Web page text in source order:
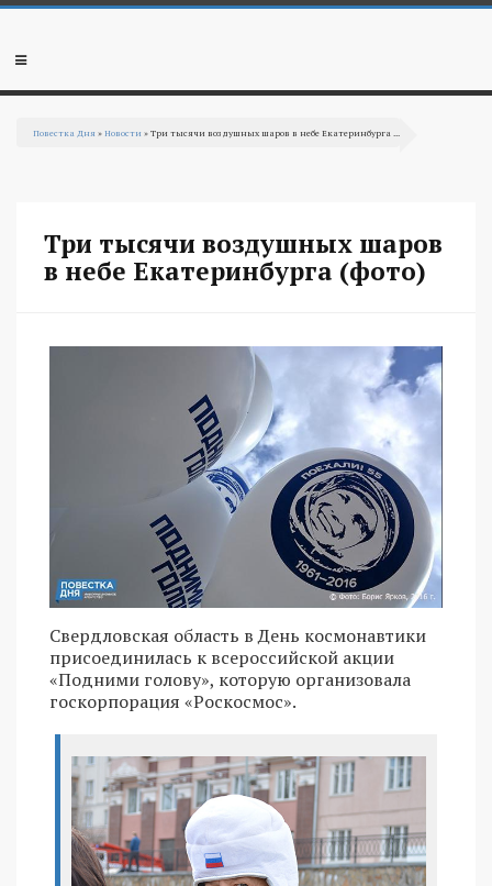
Перейти к основному содержанию
Мобильное
Повестка Дня »Новости » Три тысячи воздушных шаров в небе Екатеринбурга ...
Три тысячи воздушных шаров
в небе Екатеринбурга (фото)
Свердловская область в День космонавтики
присоединилась к всероссийской акции
«Подними голову», которую организовала
госкорпорация «Роскосмос».